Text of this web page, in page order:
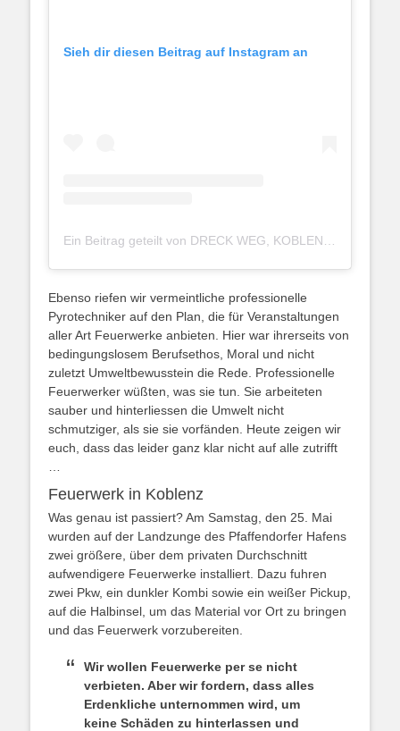
Sieh dir diesen Beitrag auf Instagram an
Ebenso riefen wir vermeintliche professionelle
Pyrotechniker auf den Plan, die für Veranstaltungen
aller Art Feuerwerke anbieten. Hier war ihrerseits von
bedingungslosem Berufsethos, Moral und nicht
zuletzt Umweltbewusstein die Rede. Professionelle
Feuerwerker wüßten, was sie tun. Sie arbeiteten
sauber und hinterliessen die Umwelt nicht
schmutziger, als sie sie vorfänden. Heute zeigen wir
euch, dass das leider ganz klar nicht auf alle zutrifft
Feuerwerk in Koblenz
Was genau ist passiert? Am Samstag, den 25. Mai
wurden auf der Landzunge des Pfaffendorfer Hafens
zwei größere, über dem privaten Durchschnitt
aufwendigere Feuerwerke installiert. Dazu fuhren
zwei Pkw, ein dunkler Kombi sowie ein weißer Pickup,
auf die Halbinsel, um das Material vor Ort zu bringen
und das Feuerwerk vorzubereiten.
Wir wollen Feuerwerke per se nicht
verbieten. Aber wir fordern, dass alles
Erdenkliche unternommen wird, um
keine Schäden zu hinterlassen und